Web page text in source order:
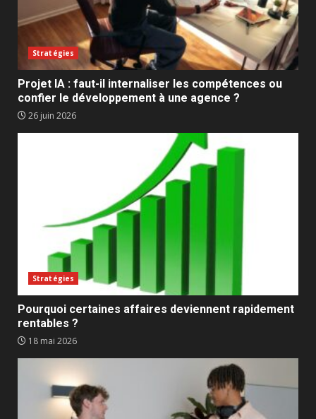
Stratégies
Projet IA : faut-il internaliser les compétences ou
confier le développement à une agence ?
26 juin 2026
Stratégies
Pourquoi certaines affaires deviennent rapidement
rentables ?
18 mai 2026